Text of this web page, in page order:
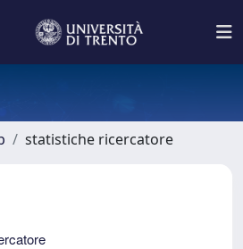
statistiche ricercatore